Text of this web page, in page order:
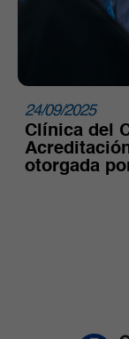
24/09/2025
Clínica del
otorgada